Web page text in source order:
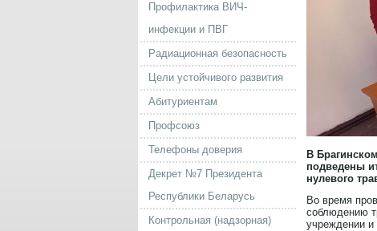
Профилактика ВИЧ-
инфекции и ПВГ
Радиационная безопасность
Цели устойчивого развития
Абитуриентам
Профсоюз
Телефоны доверия
Декрет №7 Президента
Республики Беларусь
Контрольная (надзорная)
В
подведены
нулевого
Во время
соблюдению
учреждении и